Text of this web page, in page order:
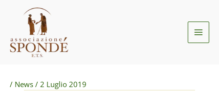
contenuto
/ News / 2 Luglio 2019